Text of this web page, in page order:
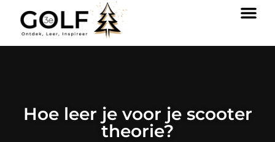
Hoe leer je voor je scooter
theorie?